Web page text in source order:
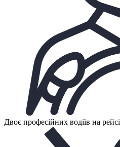
Двоє професійних водіїв на рейсі